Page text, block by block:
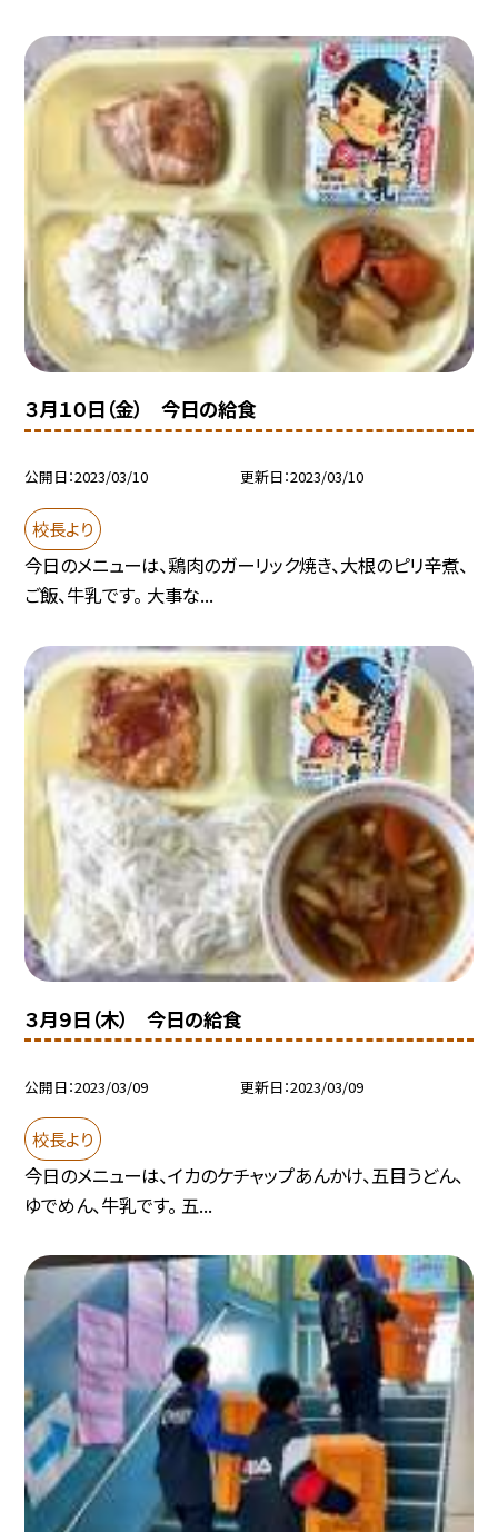
３月１０日（金） 今日の給食
公開日 2023/03/10 更新日 2023/03/10
校長より
今日のメニューは、鶏肉のガーリック焼き、大根のピリ辛煮、
ご飯、牛乳です。 大事な...
３月９日（木） 今日の給食
公開日 2023/03/09 更新日 2023/03/09
校長より
今日のメニューは、イカのケチャップあんかけ、五目うどん、
ゆでめん、牛乳です。 五...